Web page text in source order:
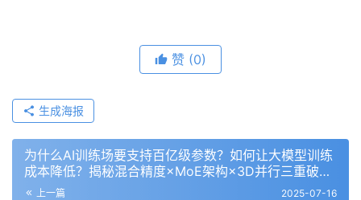
赞 (0)
生成海报
为什么AI训练场要支持百亿级参数？如何让大模型训练
成本降低？揭秘混合精度×MoE架构×3D并行三重破局
术与DeepSeek实战效能！
上一篇 2025-07-16